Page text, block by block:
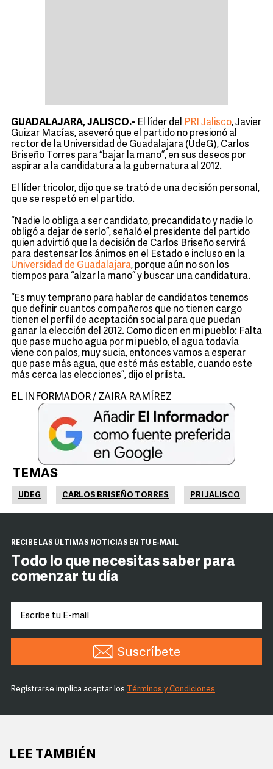
GUADALAJARA, JALISCO.- El líder del PRI Jalisco, Javier
Guizar Macías, aseveró que el partido no presionó al
rector de la Universidad de Guadalajara (UdeG), Carlos
Briseño Torres para “bajar la mano”, en sus deseos por
aspirar a la candidatura a la gubernatura al 2012.
El líder tricolor, dijo que se trató de una decisión personal,
que se respetó en el partido.
“Nadie lo obliga a ser candidato, precandidato y nadie lo
obligó a dejar de serlo”, señaló el presidente del partido
quien advirtió que la decisión de Carlos Briseño servirá
para destensar los ánimos en el Estado e incluso en la
Universidad de Guadalajara, porque aún no son los
tiempos para “alzar la mano” y buscar una candidatura.
“Es muy temprano para hablar de candidatos tenemos
que definir cuantos compañeros que no tienen cargo
tienen el perfil de aceptación social para que puedan
ganar la elección del 2012. Como dicen en mi pueblo: Falta
que pase mucho agua por mi pueblo, el agua todavía
viene con palos, muy sucia, entonces vamos a esperar
que pase más agua, que esté más estable, cuando este
más cerca las elecciones”, dijo el priísta.
EL INFORMADOR / ZAIRA RAMÍREZ
TEMAS
UDEG CARLOS BRISEÑO TORRES PRI JALISCO
RECIBE LAS ÚLTIMAS NOTICIAS EN TU E-MAIL
Todo lo que necesitas saber para
comenzar tu día
Suscríbete
Registrarse implica aceptar los Términos y Condiciones
LEE TAMBIÉN